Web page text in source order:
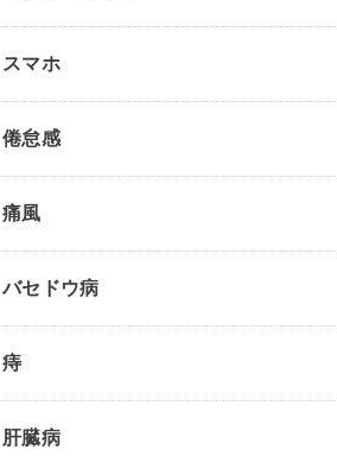
スマホ
倦怠感
痛風
バセドウ病
痔
肝臓病